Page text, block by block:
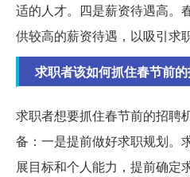
适的人才。四是薪资待遇高。
供较高的薪资待遇，以吸引求职
求职者该如何抓住春节前
求职者想要抓住春节前的招聘
备：一是提前做好求职规划。
展目标和个人能力，提前确定